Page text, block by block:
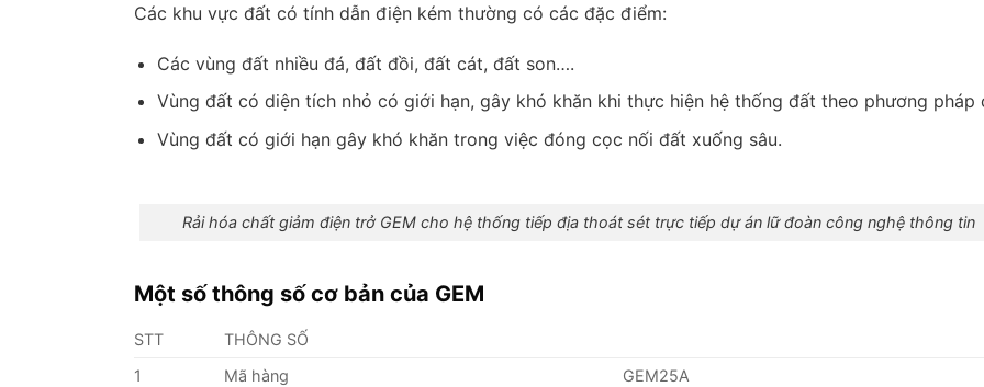
Các khu vực đất có tính dẫn điện kém thường có các đặc điểm:
Các vùng đất nhiều đá, đất đồi, đất cát, đất son….
Vùng đất có diện tích nhỏ có giới hạn, gây khó khăn khi thực hiện hệ thống đất theo phương pháp
Vùng đất có giới hạn gây khó khăn trong việc đóng cọc nối đất xuống sâu.
Rải hóa chất giảm điện trở GEM cho hệ thống tiếp địa thoát sét trực tiếp dự án lữ đoàn công nghệ thông tin
Một số thông số cơ bản của GEM
STT
THÔNG SỐ
1
Mã hàng
GEM25A